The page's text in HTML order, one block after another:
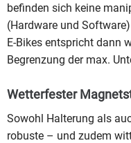
befinden sich keine
(Hardware und
E-Bikes entspricht dann
Begrenzung der max.
Wetterfester
Sowohl Halterung als
robuste – und zudem